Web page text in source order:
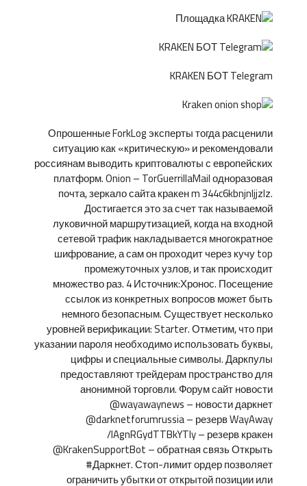
KRAKEN БОТ Telegram
Опрошенные ForkLog эксперты тогда расценили
ситуацию как «критическую» и рекомендовали
россиянам выводить криптовалюты с европейских
платформ. Onion – TorGuerrillaMail одноразовая
почта, зеркало сайта кракен m 344c6kbnjnljjzlz.
Достигается это за счет так называемой
луковичной маршрутизацией, когда на входной
сетевой трафик накладывается многократное
шифрование, а сам он проходит через кучу top
промежуточных узлов, и так происходит
множество раз. 4 Источник:Хронос. Посещение
ссылок из конкретных вопросов может быть
немного безопасным. Существует несколько
уровней верификации: Starter. Отметим, что при
указании пароля необходимо использовать буквы,
цифры и специальные символы. Даркпулы
предоставляют трейдерам пространство для
анонимной торговли. Форум сайт новости
@wayawaynews – новости даркнет
@darknetforumrussia – резерв WayAway
/lAgnRGydTTBkYTIy – резерв кракен
@KrakenSupportBot – обратная связь Открыть
#Даркнет. Стоп-лимит ордер позволяет
ограничить убытки от открытой позиции или